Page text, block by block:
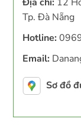
Tp. Đà Nẵng
Hotline:
Email:
Sơ đồ